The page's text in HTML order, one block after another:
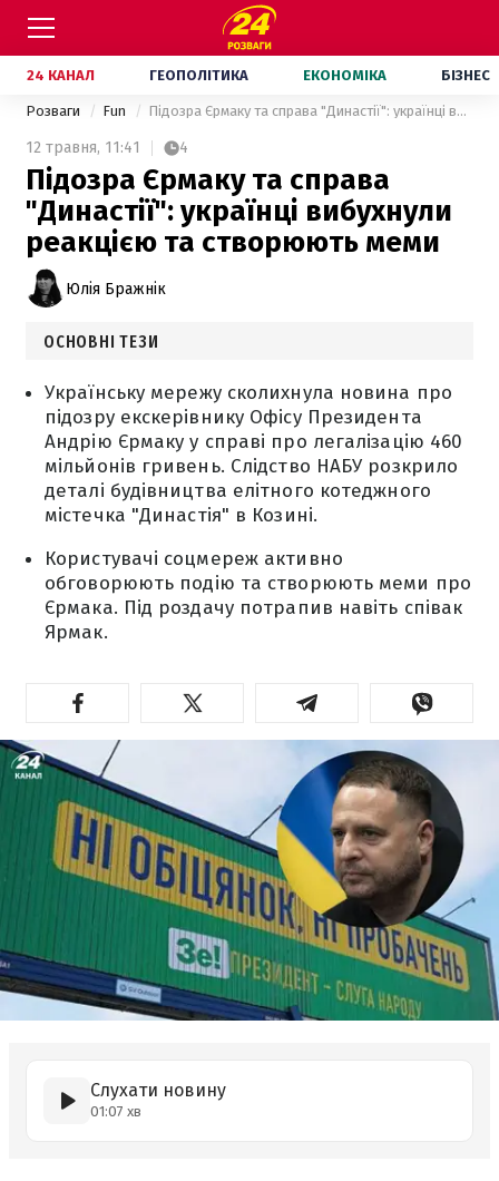
24 КАНАЛ ГЕОПОЛІТИКА ЕКОНОМІКА БІЗНЕС
Розваги Fun Підозра Єрмаку та справа "Династії": українці вибухнули реакцією та створюють меми
12 травня, 11:41 4
Підозра Єрмаку та справа
"Династії": українці вибухнули
реакцією та створюють меми
Юлія Бражнік
ОСНОВНІ ТЕЗИ
Українську мережу сколихнула новина про
підозру екскерівнику Офісу Президента
Андрію Єрмаку у справі про легалізацію 460
мільйонів гривень. Слідство НАБУ розкрило
деталі будівництва елітного котеджного
містечка "Династія" в Козині.
Користувачі соцмереж активно
обговорюють подію та створюють меми про
Єрмака. Під роздачу потрапив навіть співак
Ярмак.
Слухати новину
01:07 хв